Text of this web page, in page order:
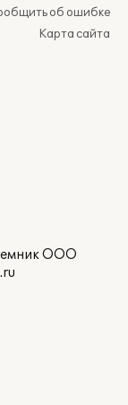
об ошибке
Карта сайта
ООО